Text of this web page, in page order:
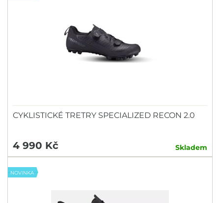
CYKLISTICKÉ TRETRY SPECIALIZED RECON 2.0
4 990 Kč Skladem
NOVINKA